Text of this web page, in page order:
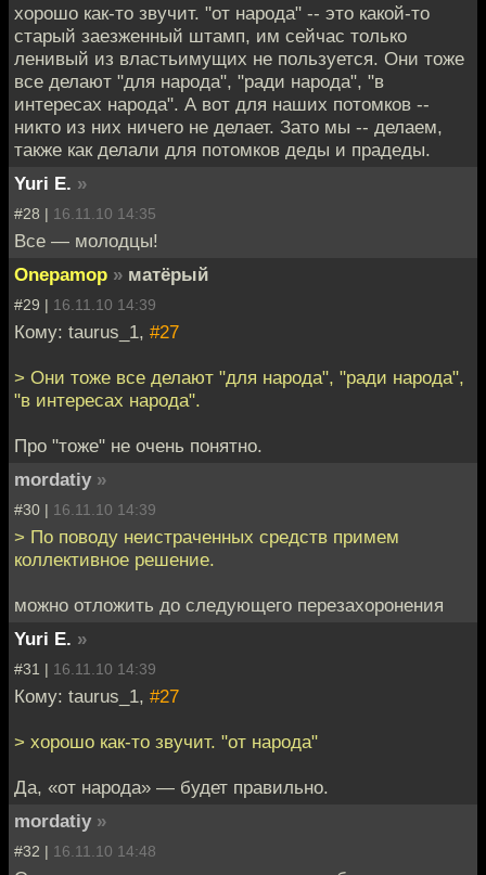
хорошо как-то звучит. "от народа" -- это какой-то
старый заезженный штамп, им сейчас только
ленивый из властьимущих не пользуется. Они тоже
все делают "для народа", "ради народа", "в
интересах народа". А вот для наших потомков --
никто из них ничего не делает. Зато мы -- делаем,
также как делали для потомков деды и прадеды.
Yuri E. »
#28 | 16.11.10 14:35
Все — молодцы!
Onepamop » матёрый
#29 | 16.11.10 14:39
Кому: taurus_1, #27
> Они тоже все делают "для народа", "ради народа",
"в интересах народа".
Про "тоже" не очень понятно.
mordatiy »
#30 | 16.11.10 14:39
> По поводу неистраченных средств примем
коллективное решение.
можно отложить до следующего перезахоронения
Yuri E. »
#31 | 16.11.10 14:39
Кому: taurus_1, #27
> хорошо как-то звучит. "от народа"
Да, «от народа» — будет правильно.
mordatiy »
#32 | 16.11.10 14:48